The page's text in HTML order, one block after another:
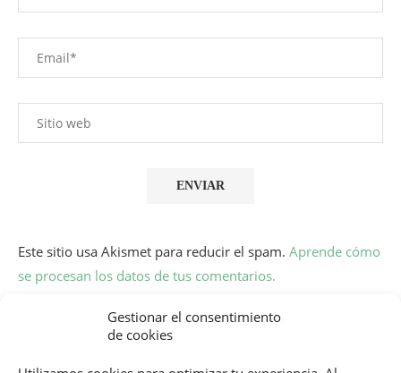
Gestionar el consentimiento
de cookies
Este sitio usa Akismet para reducir el spam. Aprende cómo
se procesan los datos de tus comentarios.